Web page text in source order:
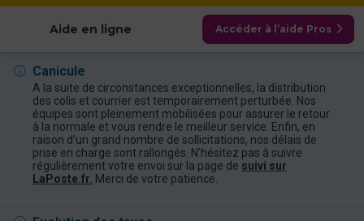
Aide en ligne Accéder à l’aide Pros
Canicule
A la suite de circonstances exceptionnelles, la distribution
des colis et courrier est temporairement perturbée. Nos
équipes sont pleinement mobilisées pour assurer le retour
à la normale et vous rendre le meilleur service. Enfin, en
raison d’un grand nombre de sollicitations, nos délais de
prise en charge sont rallongés. N’hésitez pas à suivre
régulièrement votre envoi sur la page de suivi sur
LaPoste.fr. Merci de votre patience.